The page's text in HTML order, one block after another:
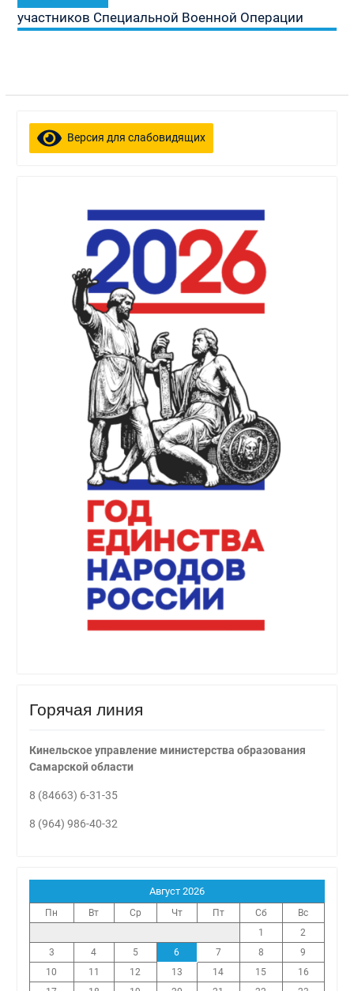
участников Специальной Военной Операции
Версия для слабовидящих
Горячая линия
Кинельское управление министерства образования
Самарской области
8 (84663) 6-31-35
8 (964) 986-40-32
Август 2026
Пн Вт Ср Чт Пт Сб
Вс
1
2
3
4 5 6 7 8
9
10
11 12 13 14 15
16